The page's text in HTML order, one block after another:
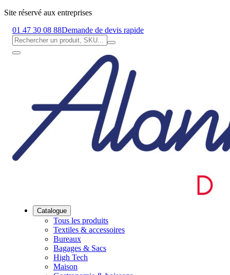
Site réservé aux entreprises
01 47 30 08 88Demande de devis rapide
Catalogue
Tous les produits
Textiles & accessoires
Bureaux
Bagages & Sacs
High Tech
Maison